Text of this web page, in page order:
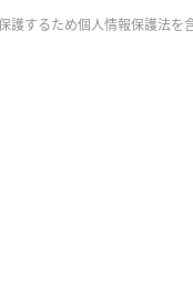
護するため個人情報保護法を